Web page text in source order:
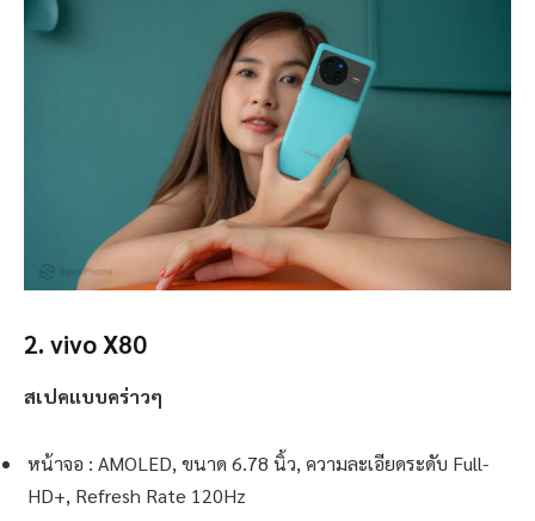
2. vivo X80
สเปคแบบคร่าวๆ
หน้าจอ : AMOLED, ขนาด 6.78 นิ้ว, ความละเอียดระดับ Full-
HD+, Refresh Rate 120Hz